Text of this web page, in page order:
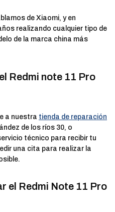
de Xiaomi, y en
realizando cualquier tipo de
de la marca china más
Redmi note 11 Pro
a nuestra tienda de reparación
de los ríos 30, o
técnico para recibir tu
una cita para realizar la
el Redmi Note 11 Pro